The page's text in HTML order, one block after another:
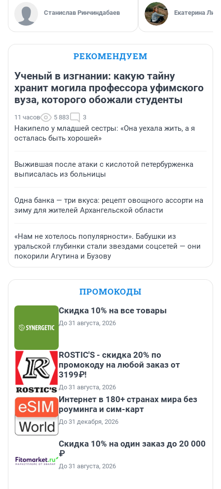
Станислав Ринчиндабаев Екатерина
РЕКОМЕНДУЕМ
Ученый в изгнании: какую тайну
хранит могила профессора уфимского
вуза, которого обожали студенты
11 часов 5 883 3
Накипело у младшей сестры: «Она уехала жить, а я
осталась быть хорошей»
Выжившая после атаки с кислотой петербурженка
выписалась из больницы
Одна банка — три вкуса: рецепт овощного ассорти на
зиму для жителей Архангельской области
«Нам не хотелось популярности». Бабушки из
уральской глубинки стали звездами соцсетей — они
покорили Агутина и Бузову
ПРОМОКОДЫ
Скидка 10% на все товары
До 31 августа, 2026
ROSTIC'S - скидка 20% по
промокоду на любой заказ от
3199₽!
До 31 августа, 2026
Интернет в 180+ странах мира без
роуминга и сим-карт
До 31 декабря, 2026
Скидка 10% на один заказ до 20 000
₽
До 31 августа, 2026